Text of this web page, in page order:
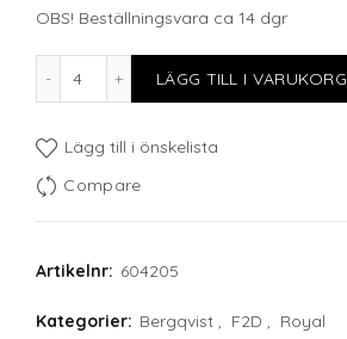
OBS! Beställningsvara ca 14 dgr
F2D ROYAL plate D21cm mängd
LÄGG TILL I VARUKORG
Lägg till i önskelista
Compare
Artikelnr: 604205
Kategorier: Bergqvist , F2D , Royal